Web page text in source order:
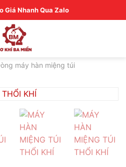
0326770772
máy hàn miệng túi
Giá Nhanh Qua Zalo